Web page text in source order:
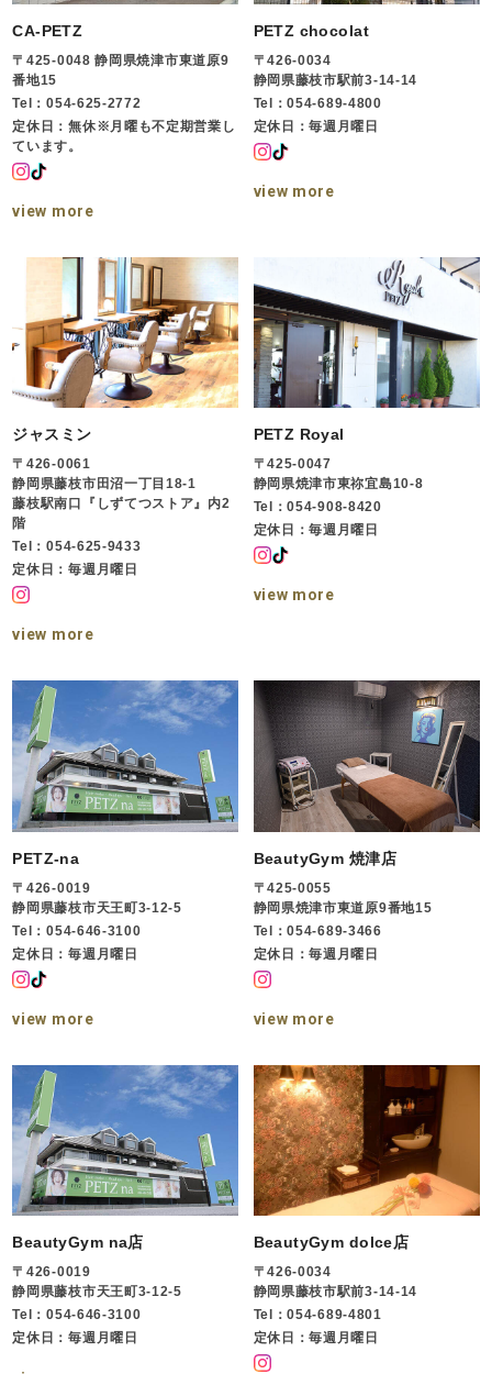
CA-PETZ
〒425-0048 静岡県焼津市東道原9
番地15
Tel：054-625-2772
定休日：無休※月曜も不定期営業し
ています。
view more
PETZ chocolat
〒426-0034
静岡県藤枝市駅前3-14-14
Tel：054-689-4800
定休日：毎週月曜日
view more
ジャスミン
〒426-0061
静岡県藤枝市田沼一丁目18-1
藤枝駅南口『しずてつストア』内2
階
Tel：054-625-9433
定休日：毎週月曜日
view more
PETZ Royal
〒425-0047
静岡県焼津市東祢宜島10-8
Tel：054-908-8420
定休日：毎週月曜日
view more
PETZ-na
〒426-0019
静岡県藤枝市天王町3-12-5
Tel：054-646-3100
定休日：毎週月曜日
view more
BeautyGym 焼津店
〒425-0055
静岡県焼津市東道原9番地15
Tel：054-689-3466
定休日：毎週月曜日
view more
BeautyGym na店
〒426-0019
静岡県藤枝市天王町3-12-5
Tel：054-646-3100
定休日：毎週月曜日
BeautyGym dolce店
〒426-0034
静岡県藤枝市駅前3-14-14
Tel：054-689-4801
定休日：毎週月曜日